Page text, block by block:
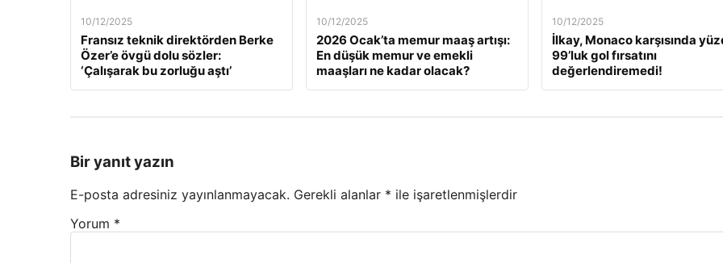
10/12/2025
Fransız teknik direktörden Berke
Özer’e övgü dolu sözler:
‘Çalışarak bu zorluğu aştı’
10/12/2025
2026 Ocak’ta memur maaş artışı:
En düşük memur ve emekli
maaşları ne kadar olacak?
10/12/2025
İlkay, Monaco karşısında
99’luk gol fırsatını
değerlendiremedi!
Bir yanıt yazın
E-posta adresiniz yayınlanmayacak. Gerekli alanlar * ile işaretlenmişlerdir
Yorum *